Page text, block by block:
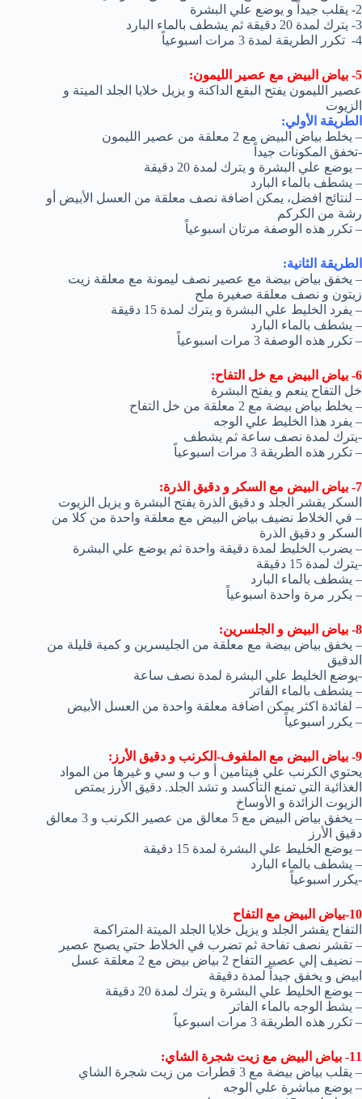
2- يقلب جيداً و يوضع علي البشرة
3- يترك لمدة 20 دقيقة ثم يشطف بالماء البارد
4- تكرر الطريقة لمدة 3 مرات اسبوعياً
5- بياض البيض مع عصير الليمون:
عصير الليمون يفتح البقع الداكنة و يزيل خلايا الجلد الميتة و
الزيوت
الطريقة الأولي:
– يخلط بياض البيض مع 2 معلقة من عصير الليمون
-تخفق المكونات جيداً
– يوضع علي البشرة و يترك لمدة 20 دقيقة
– يشطف بالماء البارد
– لنتائج افضل، يمكن اضافة نصف معلقة من العسل الأبيض أو
رشة من الكركم
– تكرر هذه الوصفة مرتان اسبوعياً
الطريقة الثانية:
– يخفق بياض بيضة مع عصير نصف ليمونة مع معلقة زيت
زيتون و نصف معلقة صغيرة ملح
– يفرد الخليط علي البشرة و يترك لمدة 15 دقيقة
– يشطف بالماء البارد
– تكرر هذه الوصفة 3 مرات اسبوعياً
6- بياض البيض مع خل التفاح:
خل التفاح ينعم و يفتح البشرة
– يخلط بياض بيضة مع 2 معلقة من خل التفاح
– يفرد هذا الخليط علي الوجه
-يترك لمدة نصف ساعة ثم يشطف
– تكرر هذه الطريقة 3 مرات اسبوعياً
7- بياض البيض مع السكر و دقيق الذرة:
السكر يقشر الجلد و دقيق الذرة يفتح البشرة و يزيل الزيوت
– في الخلاط نضيف بياض البيض مع معلقة واحدة من كلا من
السكر و دقيق الذرة
– يضرب الخليط لمدة دقيقة واحدة ثم يوضع علي البشرة
-يترك لمدة 15 دقيقة
– يشطف بالماء البارد
– يكرر مرة واحدة اسبوعياً
8- بياض البيض و الجلسرين:
– يخفق بياض بيضة مع معلقة من الجليسرين و كمية قليلة من
الدقيق
-يوضع الخليط علي البشرة لمدة نصف ساعة
– يشطف بالماء الفاتر
– لفائدة اكثر يمكن اضافة معلقة واحدة من العسل الأبيض
– يكرر اسبوعياً
9- بياض البيض مع الملفوف-الكرنب و دقيق الأرز:
يحتوي الكرنب علي فيتامين أ و ب و سي و غيرها من المواد
الغذائية التي تمنع التأكسد و تشد الجلد. دقيق الأرز يمتص
الزيوت الزائدة و الأوساخ
– يخفق بياض البيض مع 5 معالق من عصير الكرنب و 3 معالق
دقيق الأرز
– يوضع الخليط علي البشرة لمدة 15 دقيقة
– يشطف بالماء البارد
-يكرر اسبوعياً
10-بياض البيض مع التفاح
التفاح يقشر الجلد و يزيل خلايا الجلد الميتة المتراكمة
– تقشر نصف تفاحة ثم تضرب في الخلاط حتي يصبح عصير
– نضيف إلي عصير التفاح 2 بياض بيض مع 2 معلقة عسل
ابيض و يخفق جيداً لمدة دقيقة
– يوضع الخليط علي البشرة و يترك لمدة 20 دقيقة
– يشط الوجه بالماء الفاتر
– تكرر هذه الطريقة 3 مرات اسبوعياً
11- بياض البيض مع زيت شجرة الشاي:
– يقلب بياض بيضة مع 3 قطرات من زيت شجرة الشاي
– يوضع مباشرة علي الوجه